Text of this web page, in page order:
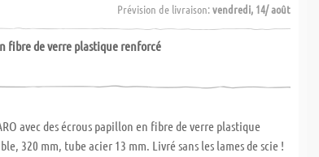
Prévision de livraison:vendredi, 14/ août
fibre de verre plastique renforcé
avec des écrous papillon en fibre de verre plastique
320 mm, tube acier 13 mm. Livré sans les lames de scie !